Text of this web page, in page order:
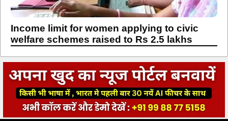
Income limit for women applying to civic
welfare schemes raised to Rs 2.5 lakhs